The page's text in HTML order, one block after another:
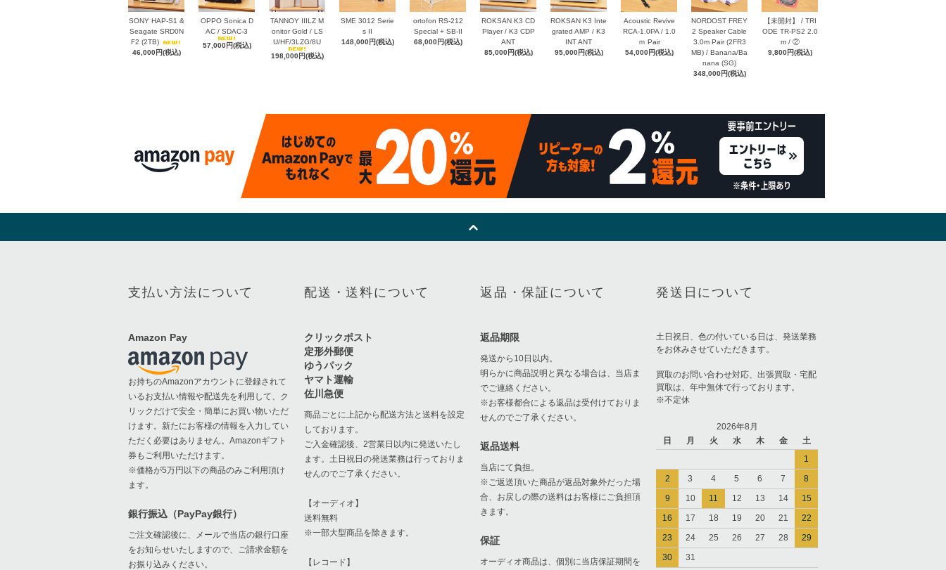
SONY HAP-S1 &
Seagate SRD0N
F2 (2TB)
46,000円(税込)
OPPO Sonica D
AC / SDAC-3
57,000円(税込)
TANNOY IIILZ M
onitor Gold / LS
U/HF/3LZG/8U
198,000円(税込)
SME 3012 Serie
s II
148,000円(税込)
ortofon RS-212
Special + SB-II
68,000円(税込)
ROKSAN K3 CD
Player / K3 CDP
ANT
85,000円(税込)
ROKSAN K3 Inte
grated AMP / K3
INT ANT
95,000円(税込)
Acoustic Revive
RCA-1.0PA / 1.0
ｍ Pair
54,000円(税込)
NORDOST FREY
2 Speaker Cable
3.0m Pair (2FR3
MB) / Banana/Ba
nana (SG)
348,000円(税込)
【未開封】 / TRI
ODE TR-PS2 2.0
m / ②
9,800円(税込)
支払い方法について
Amazon Pay
お持ちのAmazonアカウントに登録されて
いるお支払い情報や配送先を利用して、ク
リックだけで安全・簡単にお買い物いただ
けます。新たにお客様の情報を入力してい
ただく必要はありません。Amazonギフト
券もご利用いただけます。
※価格が5万円以下の商品のみご利用頂け
ます。
銀行振込（PayPay銀行）
ご注文確認後に、メールで当店の銀行口座
をお知らせいたしますので、ご請求金額を
お振り込みください。
配送・送料について
クリックポスト
定形外郵便
ゆうパック
ヤマト運輸
佐川急便
商品ごとに上記から配送方法と送料を設定
しております。
ご入金確認後、2営業日以内に発送いたし
ます。土日祝日の発送業務は行っておりま
せんのでご了承ください。
【オーディオ】
送料無料
※一部大型商品を除きます。
【レコード】
返品・保証について
返品期限
発送から10日以内。
明らかに商品説明と異なる場合は、当店ま
でご連絡ください。
※お客様都合による返品は受付けておりま
せんのでご了承ください。
返品送料
当店にて負担。
※ご返送頂いた商品が返品対象外だった場
合、お戻しの際の送料はお客様にご負担頂
きます。
保証
オーディオ商品は、個別に当店保証期間を
発送日について
土日祝日、色の付いている日は、発送業務
をお休みさせていただきます。
買取のお問い合わせ対応、出張買取・宅配
買取は、年中無休で行っております。
※不定休
2026年8月
日
月 火 水 木 金
土
1
2
3 4 5 6 7
8
9
10 11 12 13 14
15
16
17 18 19 20 21
22
23
24 25 26 27 28
29
30
31